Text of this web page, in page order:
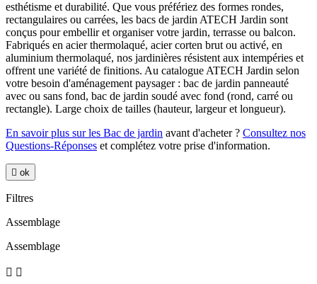
esthétisme et durabilité. Que vous préfériez des formes rondes,
rectangulaires ou carrées, les bacs de jardin ATECH Jardin sont
conçus pour embellir et organiser votre jardin, terrasse ou balcon.
Fabriqués en acier thermolaqué, acier corten brut ou activé, en
aluminium thermolaqué, nos jardinières résistent aux intempéries et
offrent une variété de finitions. Au catalogue ATECH Jardin selon
votre besoin d'aménagement paysager : bac de jardin panneauté
avec ou sans fond, bac de jardin soudé avec fond (rond, carré ou
rectangle). Large choix de tailles (hauteur, largeur et longueur).
En savoir plus sur les Bac de jardin avant d'acheter ? Consultez nos
Questions-Réponses et complétez votre prise d'information.
 ok
Filtres
Assemblage
Assemblage
 